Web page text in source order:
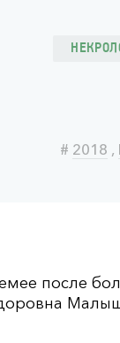
# 2018 ,
после